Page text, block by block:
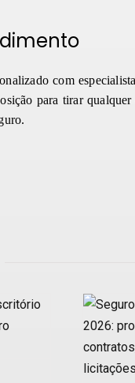
com
para tirar
em
guia